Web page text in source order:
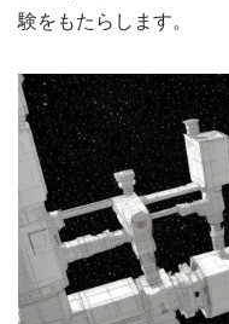
験をもたらします。